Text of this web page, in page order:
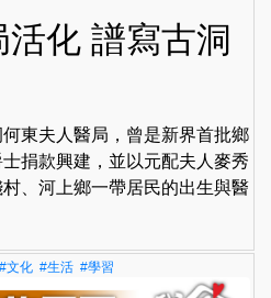
化 譜寫古洞
東夫人醫局，曾是新界首批鄉
捐款興建，並以元配夫人麥秀
、河上鄉一帶居民的出生與醫
#文化 #生活 #學習